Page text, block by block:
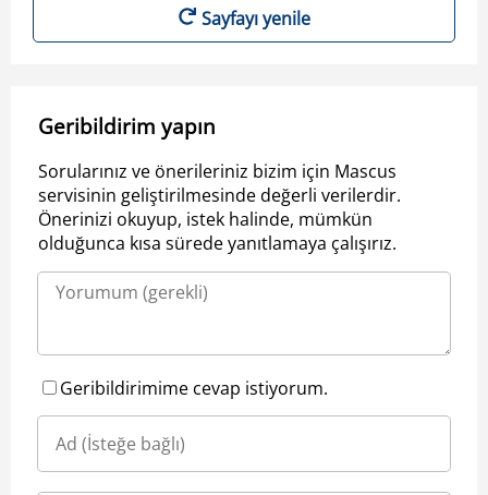
Sayfayı yenile
Geribildirim yapın
Sorularınız ve önerileriniz bizim için Mascus
servisinin geliştirilmesinde değerli verilerdir.
Önerinizi okuyup, istek halinde, mümkün
olduğunca kısa sürede yanıtlamaya çalışırız.
Geribildirimime cevap istiyorum.